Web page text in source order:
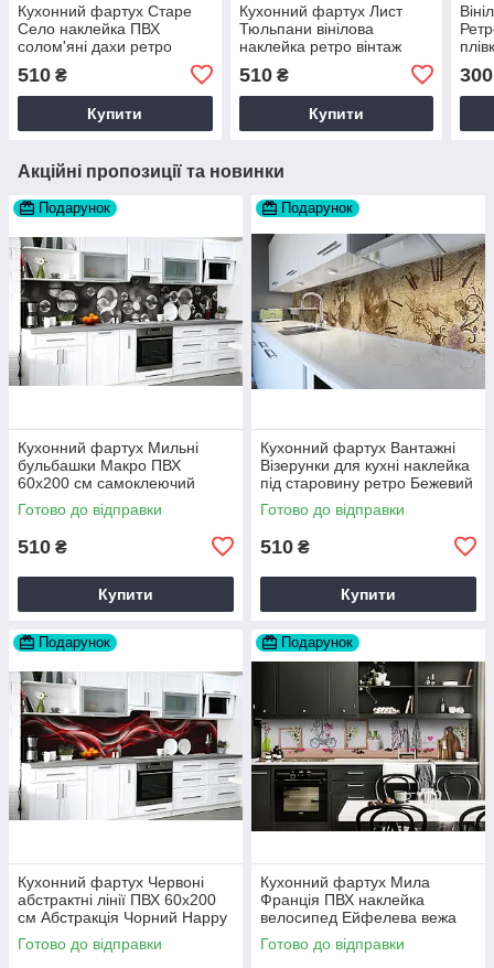
Кухонний фартух Старе
Село наклейка ПВХ
солом'яні дахи ретро
Happy Pocket Z180500
510 ₴
Купити
Кухонний фартух Лист
Тюльпани вінілова
наклейка ретро вінтаж
квіти Бежевий 60х200 см
Happy Pocket Z180668
510₴
Купити
300
Акційні пропозиції та новинки
Подарунок
Кухонний фартух Мильні
бульбашки Макро ПВХ
60х200 см самоклеючий
вініловий Текстура Сірий
Happy Pocket Z183363
Готово до відправки
510 ₴
Купити
Подарунок
Кухонний фартух Вантажні
Візерунки для кухні наклейка
під старовину ретро Бежевий
60х200 см Happy Pocket
Z180561
Готово до відправки
510 ₴
Купити
Подарунок
Кухонний фартух Червоні
абстрактні лінії ПВХ 60х200
см Абстракція Чорний Happy
Pocket Z184164
Готово до відправки
Подарунок
Кухонний фартух Мила
Франція ПВХ наклейка
велосипед Ейфелева вежа
Бежевий 60х200 см Happy
Pocket Z180806
Готово до відправки